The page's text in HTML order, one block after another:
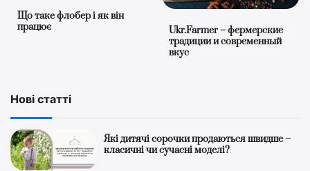
Що таке флобер і як він
працює
Ukr.Farmer – фермерские
традиции и современный
вкус
Нові статті
Які дитячі сорочки продаються швидше –
класичні чи сучасні моделі?